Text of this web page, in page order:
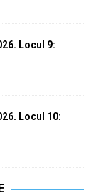
Locul 9:
Locul 10: